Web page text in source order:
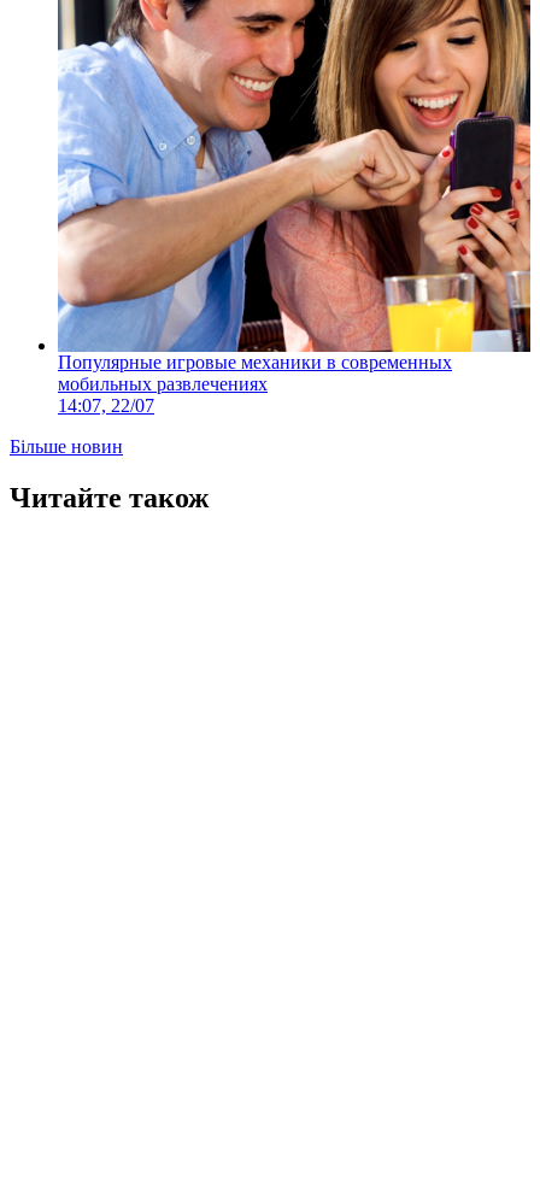
Популярные игровые механики в современных
мобильных развлечениях
14:07, 22/07
Більше новин
Читайте також